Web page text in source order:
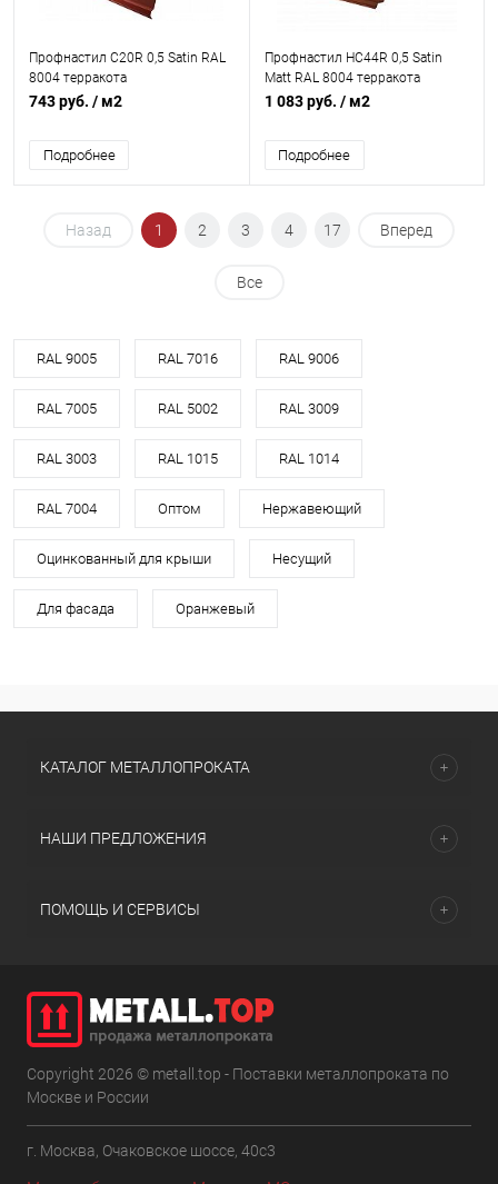
Профнастил С20R 0,5 Satin RAL
8004 терракота
743 руб. / м2
Подробнее
Профнастил НС44R 0,5 Satin
Matt RAL 8004 терракота
1 083 руб. / м2
Подробнее
Назад 1 2 3 4 17 Вперед
Все
RAL 9005 RAL 7016 RAL 9006
RAL 7005 RAL 5002 RAL 3009
RAL 3003 RAL 1015 RAL 1014
RAL 7004 Оптом Нержавеющий
Оцинкованный для крыши Несущий
Для фасада Оранжевый
КАТАЛОГ МЕТАЛЛОПРОКАТА
НАШИ ПРЕДЛОЖЕНИЯ
ПОМОЩЬ И СЕРВИСЫ
Copyright 2026 © metall.top - Поставки металлопроката по
Москве и России
г. Москва, Очаковское шоссе, 40с3